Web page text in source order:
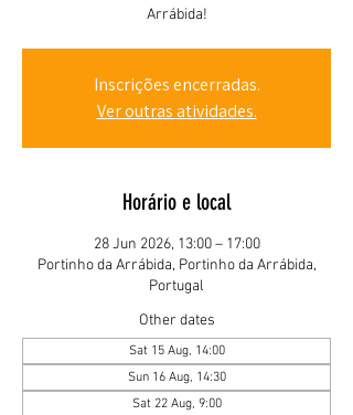
Arrábida!
Inscrições encerradas.
Ver outras atividades.
Horário e local
28 Jun 2026, 13:00 – 17:00
Portinho da Arrábida, Portinho da Arrábida,
Portugal
Other dates
Sat 15 Aug, 14:00
Sun 16 Aug, 14:30
Sat 22 Aug, 9:00